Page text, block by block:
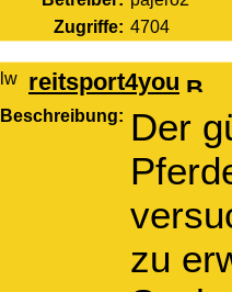
Zugriffe: 4704
reitsport4you
Beschreibung: Der
zu